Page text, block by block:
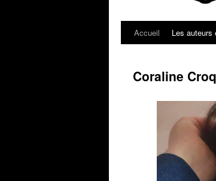
Accueil Les auteurs
Coraline